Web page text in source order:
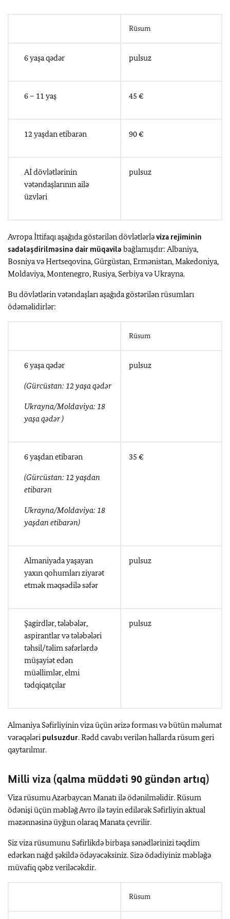
Rüsum
6yaşa qədər pulsuz
6 – 11 yaş 45 €
12 yaşdan etibarən 90 €
Aİ dövlətlərinin
vətəndaşlarının ailə
üzvləri
pulsuz
Avropa İttifaqı aşağıda göstərilən dövlətlərləviza rejiminin
sadələşdirilməsinə dair müqavilə bağlamışdır: Albaniya,
Bosniya vəHertseqovina,Gürgüstan,Ermənistan, Makedoniya,
Moldaviya, Montenegro,Rusiya, Serbiyavə Ukrayna.
Bu dövlətlərin vətəndaşları aşağıda göstərilən rüsumları
ödəməlidirlər:
Rüsum
6 yaşa qədər
(Gürcüstan: 12 yaşa qədər
Ukrayna/Moldaviya: 18
yaşa qədər )
pulsuz
6 yaşdan etibarən
(Gürcüstan: 12 yaşdan
etibarən
Ukrayna/Moldaviya: 18
yaşdan etibarən)
35 €
Almaniyada yaşayan
yaxın qohumları ziyarət
etmək məqsədilə səfər
pulsuz
Şagirdlər, tələbələr,
aspirantlar və tələbələri
təhsil/təlim səfərlərdə
müşayiət edən
müəllimlər,elmi
tədqiqatçılar
pulsuz
Almaniya Səfirliyinin viza üçün ərizə forması və bütün məlumat
vərəqələri pulsuzdur.Rədd cavabı verilən hallarda rüsum geri
qaytarılmır.
Milli viza (qalma müddəti 90 gündən artıq)
Viza rüsumu Azərbaycan Manatı ilə ödənilməlidir. Rüsum
ödənişi üçün məbləğ Avro ilə təyin edilərək Səfirliyin aktual
məzənnəsinə üyğun olaraq Manata çevrilir.
Siz viza rüsumunu Səfirlikdə birbaşa sənədlərinizi təqdim
edərkən nağd şəkildə ödəyəcəksiniz. Sizə ödədiyiniz məbləğə
müvafiq qəbz veriləcəkdir.
Rüsum